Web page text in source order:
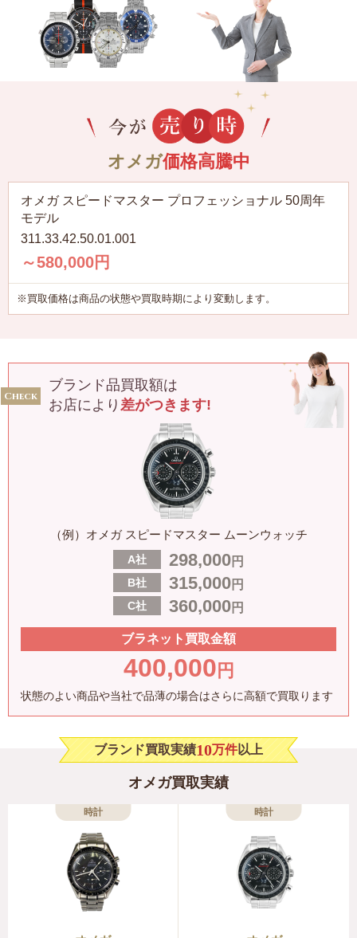
オメガ価格高騰中
オメガ スピードマスター プロフェッショナル 50周年
モデル
311.33.42.50.01.001
～580,000円
※買取価格は商品の状態や買取時期により変動します。
ブランド品買取額は
お店により 差がつきます!
（例）オメガ スピードマスター ムーンウォッチ
A社 298,000円
B社 315,000円
C社 360,000円
ブラネット買取金額
400,000 円
状態のよい商品や当社で品薄の場合はさらに高額で買取ります
ブランド買取実績10万件以上
オメガ買取実績
時計 時計